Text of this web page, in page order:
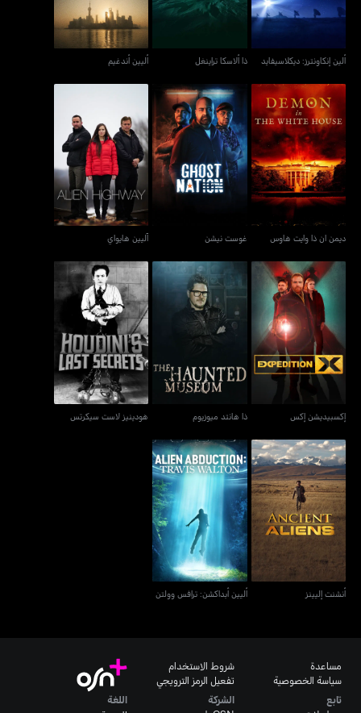
ألين إنكاونترز: ديكلاسيفايد ذا ألاسكا تراينغل أليين أندغيم
ديمن ان ذا وايت هاوس
ديمن ان ذا وايت هاوس
غوست نيشن
غوست نيشن
آليين هايواي
آليين هايواي
إكسبيديشن إكس
إكسبيديشن إكس
ذا هانتد ميوزيوم
ذا هانتد ميوزيوم
هودينيز لاست سيكرتس
هودينيز لاست سيكرتس
أنشنت إليينز
أنشنت إليينز
أليين أبداكشن: ترافس وولتن
أليين أبداكشن: ترافس وولتن
مساعدة
سياسة الخصوصية
شروط الاستخدام
تفعيل الرمز الترويجي
تابع
الشركة
اللغة